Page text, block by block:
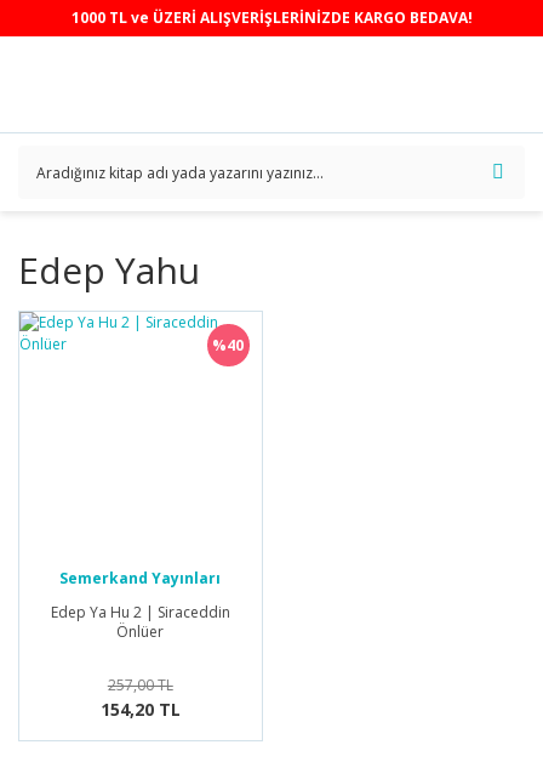
1000 TL ve ÜZERİ ALIŞVERİŞLERİNİZDE KARGO BEDAVA!
Edep Yahu
%40
Semerkand Yayınları
Edep Ya Hu 2 | Siraceddin
Önlüer
257,00 TL
154,20 TL